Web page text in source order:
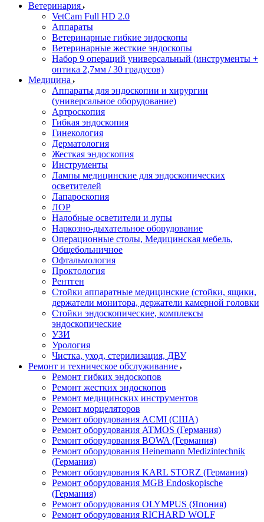
Ветеринария
VetCam Full HD 2.0
Аппараты
Ветеринарные гибкие эндоскопы
Ветеринарные жесткие эндоскопы
Набор 9 операций универсальный (инструменты +
оптика 2,7мм / 30 градусов)
Медицина
Аппараты для эндоскопии и хирургии
(универсальное оборудование)
Артроскопия
Гибкая эндоскопия
Гинекология
Дерматология
Жесткая эндоскопия
Инструменты
Лампы медицинские для эндоскопических
осветителей
Лапароскопия
ЛОР
Налобные осветители и лупы
Наркозно-дыхательное оборудование
Операционные столы, Медицинская мебель,
Общебольничное
Офтальмология
Проктология
Рентген
Стойки аппаратные медицинские (стойки, ящики,
держатели монитора, держатели камерной головки
Стойки эндоскопические, комплексы
эндоскопические
УЗИ
Урология
Чистка, уход, стерилизация, ДВУ
Ремонт и техническое обслуживание
Ремонт гибких эндоскопов
Ремонт жестких эндоскопов
Ремонт медицинских инструментов
Ремонт морцеляторов
Ремонт оборудования ACMI (США)
Ремонт оборудования ATMOS (Германия)
Ремонт оборудования BOWA (Германия)
Ремонт оборудования Heinemann Medizintechnik
(Германия)
Ремонт оборудования KARL STORZ (Германия)
Ремонт оборудования MGB Endoskopische
(Германия)
Ремонт оборудования OLYMPUS (Япония)
Ремонт оборудования RICHARD WOLF